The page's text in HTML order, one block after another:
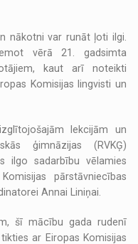
nākotni var runāt ļoti ilgi.
vērā 21. gadsimta
kaut arī noteikti
Komisijas lingvisti un
lekcijām un
ģimnāzijas (RVKĢ)
ilgo sadarbību vēlamies
pārstāvniecības
Annai Liniņai.
šī mācību gada rudenī
ar Eiropas Komisijas